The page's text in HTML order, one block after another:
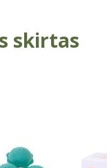
skirtas